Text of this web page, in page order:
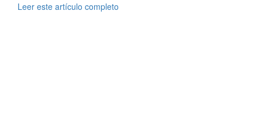
Leer este artículo completo